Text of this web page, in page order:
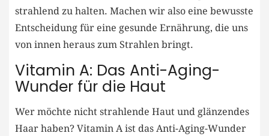
strahlend zu halten. Machen wir also eine bewusste
Entscheidung für eine gesunde Ernährung, die uns
von innen heraus zum Strahlen bringt.
Vitamin A: Das Anti-Aging-
Wunder für die Haut
Wer möchte nicht strahlende Haut und glänzendes
Haar haben? Vitamin A ist das Anti-Aging-Wunder